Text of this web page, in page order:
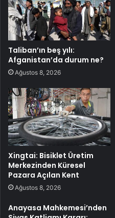
Taliban’ın beş yılı:
Afganistan’da durum ne?
Ağustos 8, 2026
Xingtai: Bisiklet Üretim
Merkezinden Küresel
Pazara Açılan Kent
Ağustos 8, 2026
Anayasa Mahkemesi’nden